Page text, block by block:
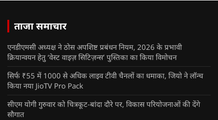
ताजा समाचार
एनडीएमसी अध्यक्ष ने ठोस अपशिष्ट प्रबंधन नियम, 2026 के प्रभावी
क्रियान्वयन हेतु ‘वेस्ट वाइज़ सिटिज़न्स’ पुस्तिका का किया विमोचन
सिर्फ ₹55 में 1000 से अधिक लाइव टीवी चैनलों का धमाका, जियो ने लॉन्च
किया नया JioTV Pro Pack
सीएम योगी गुरुवार को चित्रकूट-बांदा दौरे पर, विकास परियोजनाओं की देंगे
सौगात